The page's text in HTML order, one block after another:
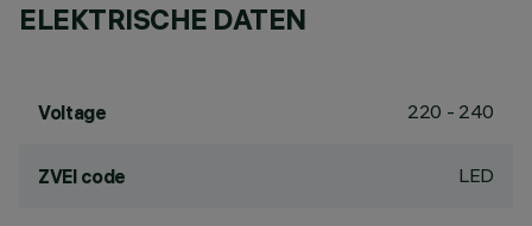
ELEKTRISCHE DATEN
Voltage 220 - 240
ZVEI code LED